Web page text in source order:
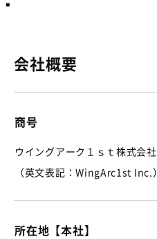
会社概要
商号
ウイングアーク１ｓｔ株式会社
（英文表記：WingArc1st Inc.）
所在地【本社】